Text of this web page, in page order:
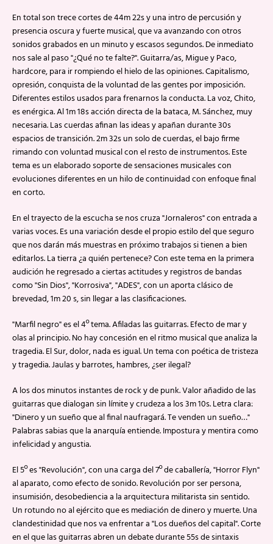
En total son trece cortes de 44m 22s y una intro de percusión y
presencia oscura y fuerte musical, que va avanzando con otros
sonidos grabados en un minuto y escasos segundos. De inmediato
nos sale al paso "¿Qué no te falte?". Guitarra/as, Migue y Paco,
hardcore, para ir rompiendo el hielo de las opiniones. Capitalismo,
opresión, conquista de la voluntad de las gentes por imposición.
Diferentes estilos usados para frenarnos la conducta. La voz, Chito,
es enérgica. Al 1m 18s acción directa de la bataca, M. Sánchez, muy
necesaria. Las cuerdas afinan las ideas y apañan durante 30s
espacios de transición. 2m 32s un solo de cuerdas, el bajo firme
rimando con voluntad musical con el resto de instrumentos. Este
tema es un elaborado soporte de sensaciones musicales con
evoluciones diferentes en un hilo de continuidad con enfoque final
en corto.
En el trayecto de la escucha se nos cruza "Jornaleros" con entrada a
varias voces. Es una variación desde el propio estilo del que seguro
que nos darán más muestras en próximo trabajos si tienen a bien
editarlos. La tierra ¿a quién pertenece? Con este tema en la primera
audición he regresado a ciertas actitudes y registros de bandas
como "Sin Dios", "Korrosiva", "ADES", con un aporta clásico de
brevedad, 1m 20 s, sin llegar a las clasificaciones.
"Marfil negro" es el 4º tema. Afiladas las guitarras. Efecto de mar y
olas al principio. No hay concesión en el ritmo musical que analiza la
tragedia. El Sur, dolor, nada es igual. Un tema con poética de tristeza
y tragedia. Jaulas y barrotes, hambres, ¿ser ilegal?
A los dos minutos instantes de rock y de punk. Valor añadido de las
guitarras que dialogan sin límite y crudeza a los 3m 10s. Letra clara:
"Dinero y un sueño que al final naufragará. Te venden un sueño…"
Palabras sabias que la anarquía entiende. Impostura y mentira como
infelicidad y angustia.
El 5º es "Revolución", con una carga del 7º de caballería, "Horror Flyn"
al aparato, como efecto de sonido. Revolución por ser persona,
insumisión, desobediencia a la arquitectura militarista sin sentido.
Un rotundo no al ejército que es mediación de dinero y muerte. Una
clandestinidad que nos va enfrentar a "Los dueños del capital". Corte
en el que las guitarras abren un debate durante 55s de sintaxis